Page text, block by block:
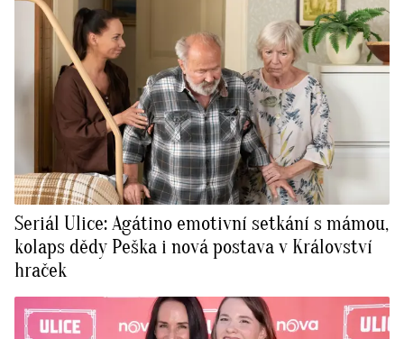
Seriál Ulice: Agátino emotivní setkání s mámou,
kolaps dědy Peška i nová postava v Království
hraček